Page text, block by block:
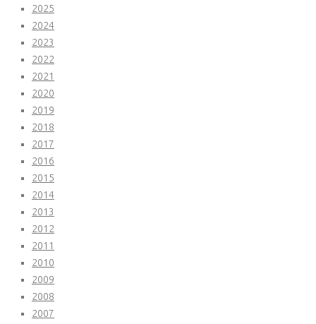
2025
2024
2023
2022
2021
2020
2019
2018
2017
2016
2015
2014
2013
2012
2011
2010
2009
2008
2007